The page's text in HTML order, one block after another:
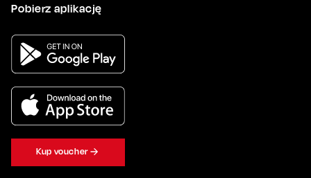
Pobierz aplikację
Kup voucher